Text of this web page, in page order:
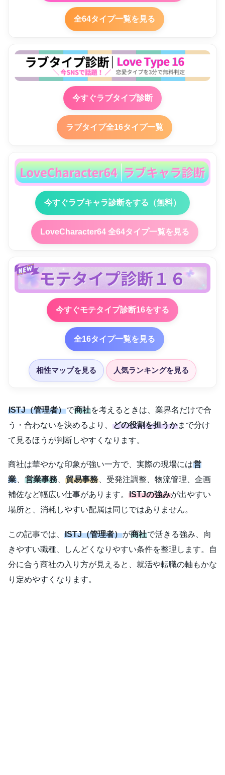
全64タイプ一覧を見る
今すぐラブタイプ診断
ラブタイプ全16タイプ一覧
今すぐラブキャラ診断をする（無料）
LoveCharacter64 全64タイプ一覧を見る
今すぐモテタイプ診断16をする
全16タイプ一覧を見る
相性マップを見る 人気ランキングを見る
ISTJ（管理者）で商社を考えるときは、業界名だけで合
う・合わないを決めるより、 どの役割を担うかまで分け
て見るほうが判断しやすくなります。
商社は華やかな印象が強い一方で、実際の現場には営
業、 営業事務 、貿易事務、受発注調整、物流管理、企画
補佐など幅広い仕事があります。 ISTJの強みが出やすい
場所と、消耗しやすい配属は同じではありません。
この記事では、 ISTJ（管理者）が商社で活きる強み、向
きやすい職種、しんどくなりやすい条件を整理します。自
分に合う商社の入り方が見えると、就活や転職の軸もかな
り定めやすくなります。